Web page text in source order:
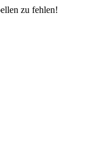
zu fehlen!